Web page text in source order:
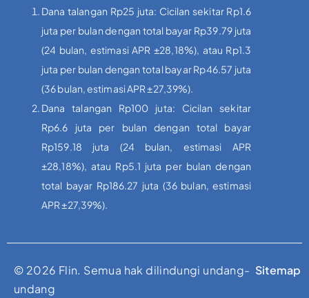
Dana talangan Rp25 juta: Cicilan sekitar Rp1.6
juta per bulan dengan total bayar Rp39.79 juta
(24 bulan, estimasi APR ±28,18%), atau Rp1.3
juta per bulan dengan total bayar Rp46.57 juta
(36 bulan, estimasi APR ±27,39%).
Dana talangan Rp100 juta: Cicilan sekitar
Rp6.6 juta per bulan dengan total bayar
Rp159.18 juta (24 bulan, estimasi APR
±28,18%), atau Rp5.1 juta per bulan dengan
total bayar Rp186.27 juta (36 bulan, estimasi
APR ±27,39%).
© 2026 Flin. Semua hak dilindungi undang-
undang
Sitemap